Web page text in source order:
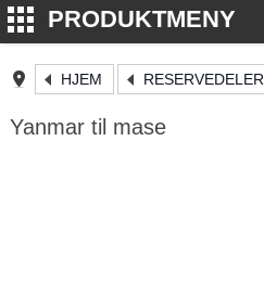
PRODUKTMENY
HJEM RESERVEDELER
Yanmar til mase